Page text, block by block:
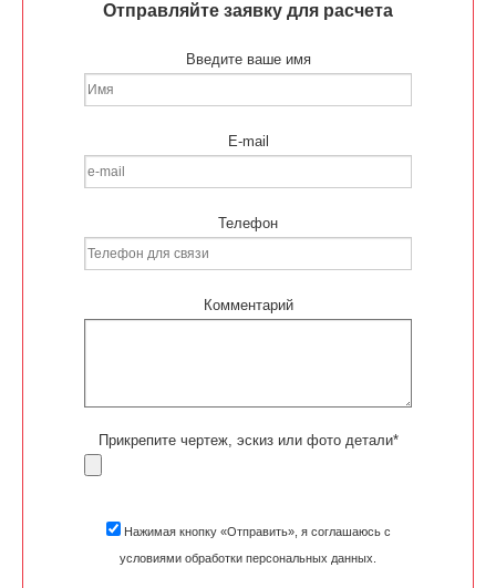
Отправляйте заявку для расчета
Введите ваше имя
E-mail
Телефон
Комментарий
Прикрепите чертеж, эскиз или фото детали*
Нажимая кнопку «Отправить», я соглашаюсь с
условиями обработки персональных данных.